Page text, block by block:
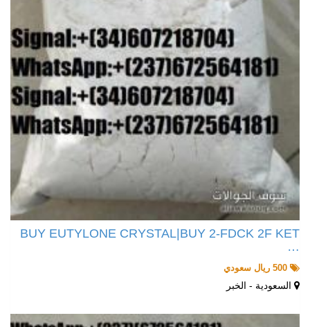
BUY EUTYLONE CRYSTAL|BUY 2-FDCK 2F KET
…
السعودية - الخبر